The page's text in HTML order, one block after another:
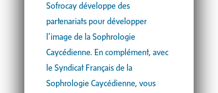
Sofrocay développe des
partenariats pour développer
l’image de la Sophrologie
Caycédienne. En complément, avec
le Syndicat Français de la
Sophrologie Caycédienne, vous